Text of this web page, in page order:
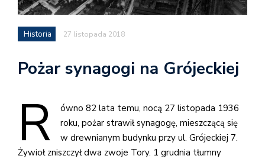
Historia 27 listopada 2018
Pożar synagogi na Grójeckiej
R
ówno 82 lata temu, nocą 27 listopada 1936
roku, pożar strawił synagogę, mieszczącą się
w drewnianym budynku przy ul. Grójeckiej 7.
Żywioł zniszczył dwa zwoje Tory. 1 grudnia tłumny